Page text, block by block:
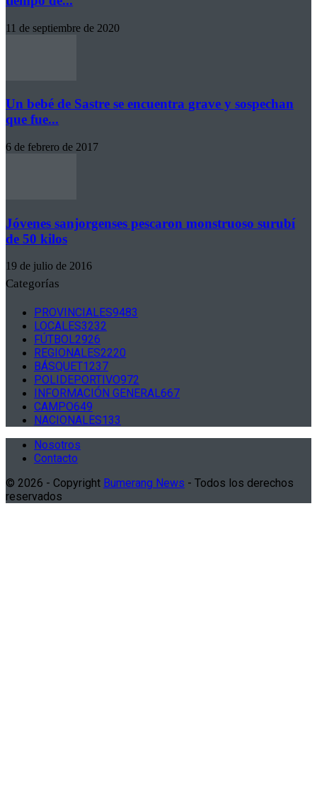
11 de septiembre de 2020
Un bebé de Sastre se encuentra grave y sospechan
que fue...
6 de febrero de 2017
Jóvenes sanjorgenses pescaron monstruoso surubí
de 50 kilos
19 de julio de 2016
Categorías
PROVINCIALES9483
LOCALES3232
FÚTBOL2926
REGIONALES2220
BÁSQUET1237
POLIDEPORTIVO972
INFORMACIÓN GENERAL667
CAMPO649
NACIONALES133
Nosotros
Contacto
© 2026 - Copyright Bumerang News - Todos los derechos
reservados